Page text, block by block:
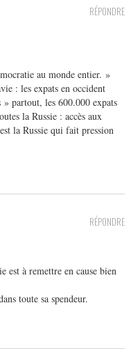
RÉPONDRE
au monde entier. »
: les expats en occident
partout, les 600.000 expats
la Russie : accès aux
la Russie qui fait pression
RÉPONDRE
est à remettre en cause bien
toute sa spendeur.